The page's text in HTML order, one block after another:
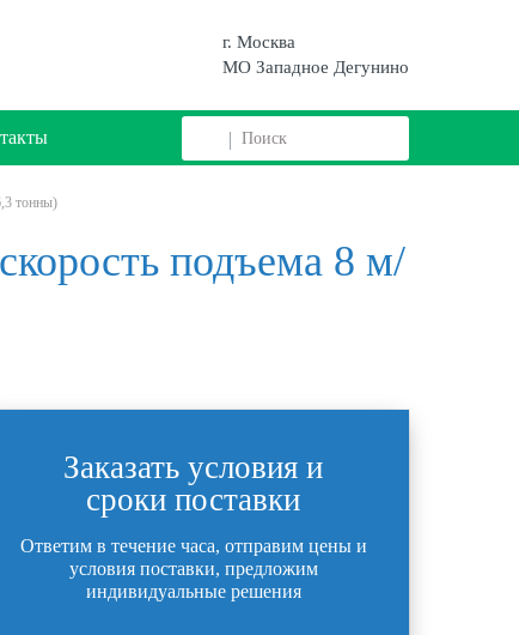
г. Москва
МО Западное Дегунино
тонны)
подъема 8 м/
Заказать условия и
сроки поставки
Ответим в течение часа, отправим цены и
условия поставки, предложим
индивидуальные решения